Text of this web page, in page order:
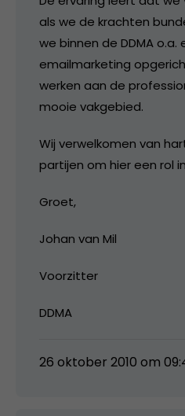
als we de krachten
we binnen de DDMA
emailmarketing
werken aan de
mooie vakgebied.
Wij verwelkomen van
partijen om hier een rol
Groet,
Johan van Mil
Voorzitter
DDMA
26 oktober 2010 om